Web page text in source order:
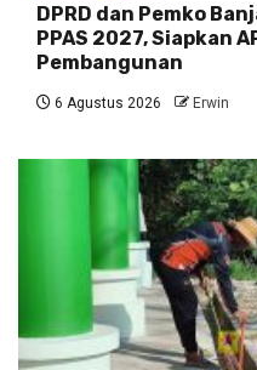
DPRD dan Pemko
PPAS 2027, Siapkan
Pembangunan
6 Agustus 2026 Erwin